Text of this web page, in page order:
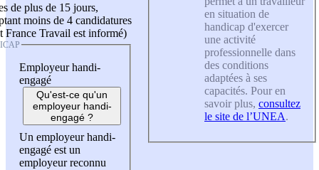
de plus de 15 jours,
moins de 4 candidatures
France Travail est informé)
Employeur handi-
engagé
Qu'est-ce qu'un
employeur handi-
engagé ?
Un employeur handi-
engagé est un
employeur reconnu
en situation de
handicap d'exercer
une activité
professionnelle dans
des conditions
adaptées à ses
capacités. Pour en
savoir plus, consultez
le site de l’UNEA.